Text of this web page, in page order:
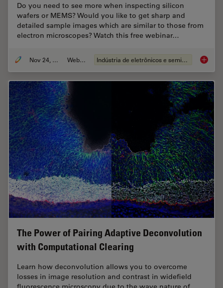
Do you need to see more when inspecting silicon
wafers or MEMS? Would you like to get sharp and
detailed sample images which are similar to those from
electron microscopes? Watch this free webinar…
Nov 24, 2021 Webinar Indústria de eletrônicos e semicondutores How to
The Power of Pairing Adaptive Deconvolution
with Computational Clearing
Learn how deconvolution allows you to overcome
losses in image resolution and contrast in widefield